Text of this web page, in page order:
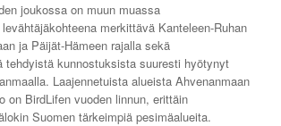
joukossa on muun muassa
merkittävä Kanteleen-Ruhan
ja Päijät-Hämeen rajalla sekä
tehdyistä kunnostuksista suuresti hyötynyt
Laajennetuista alueista Ahvenanmaan
on BirdLifen vuoden linnun, erittäin
Suomen tärkeimpiä pesimäalueita.